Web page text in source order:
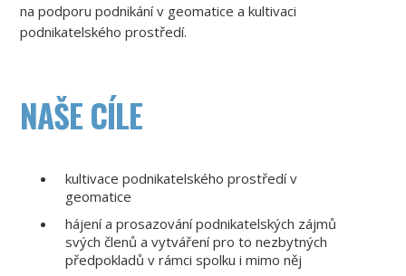
na podporu podnikání v geomatice a kultivaci
podnikatelského prostředí.
NAŠE CÍLE
kultivace podnikatelského prostředí v
geomatice
hájení a prosazování podnikatelských zájmů
svých členů a vytváření pro to nezbytných
předpokladů v rámci spolku i mimo něj